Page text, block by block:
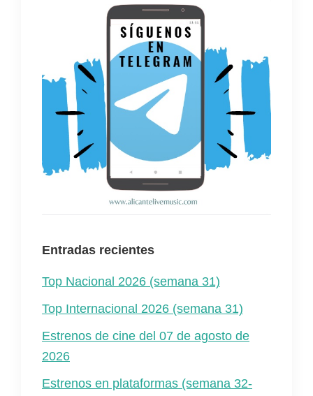
Entradas recientes
Top Nacional 2026 (semana 31)
Top Internacional 2026 (semana 31)
Estrenos de cine del 07 de agosto de
2026
Estrenos en plataformas (semana 32-